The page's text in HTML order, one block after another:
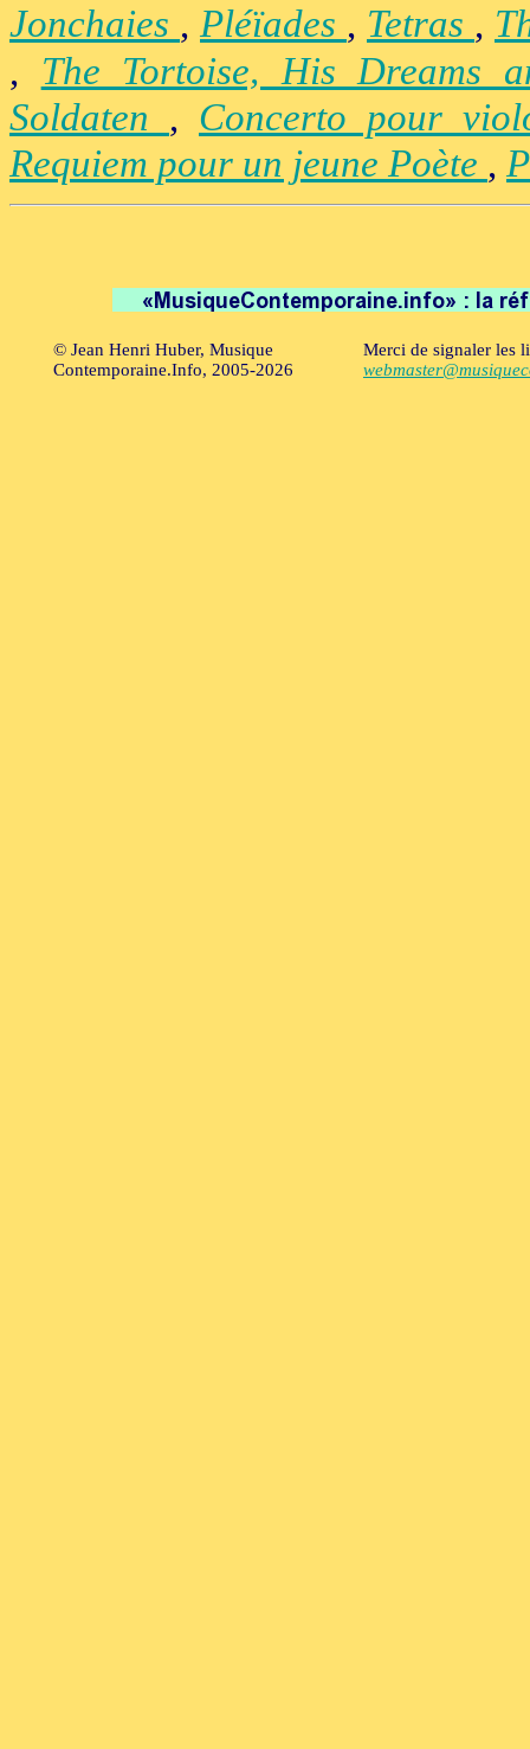
Jonchaies , Pléïades , Tetras ,
, The Tortoise, His Dreams
Soldaten , Concerto pour
Requiem pour un jeune Poète ,
© Jean Henri Huber, Musique
Contemporaine.Info, 2005-2026
Merci de signaler les